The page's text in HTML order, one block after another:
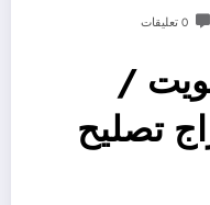
0 تعليقات
/
/ كراج تصليح